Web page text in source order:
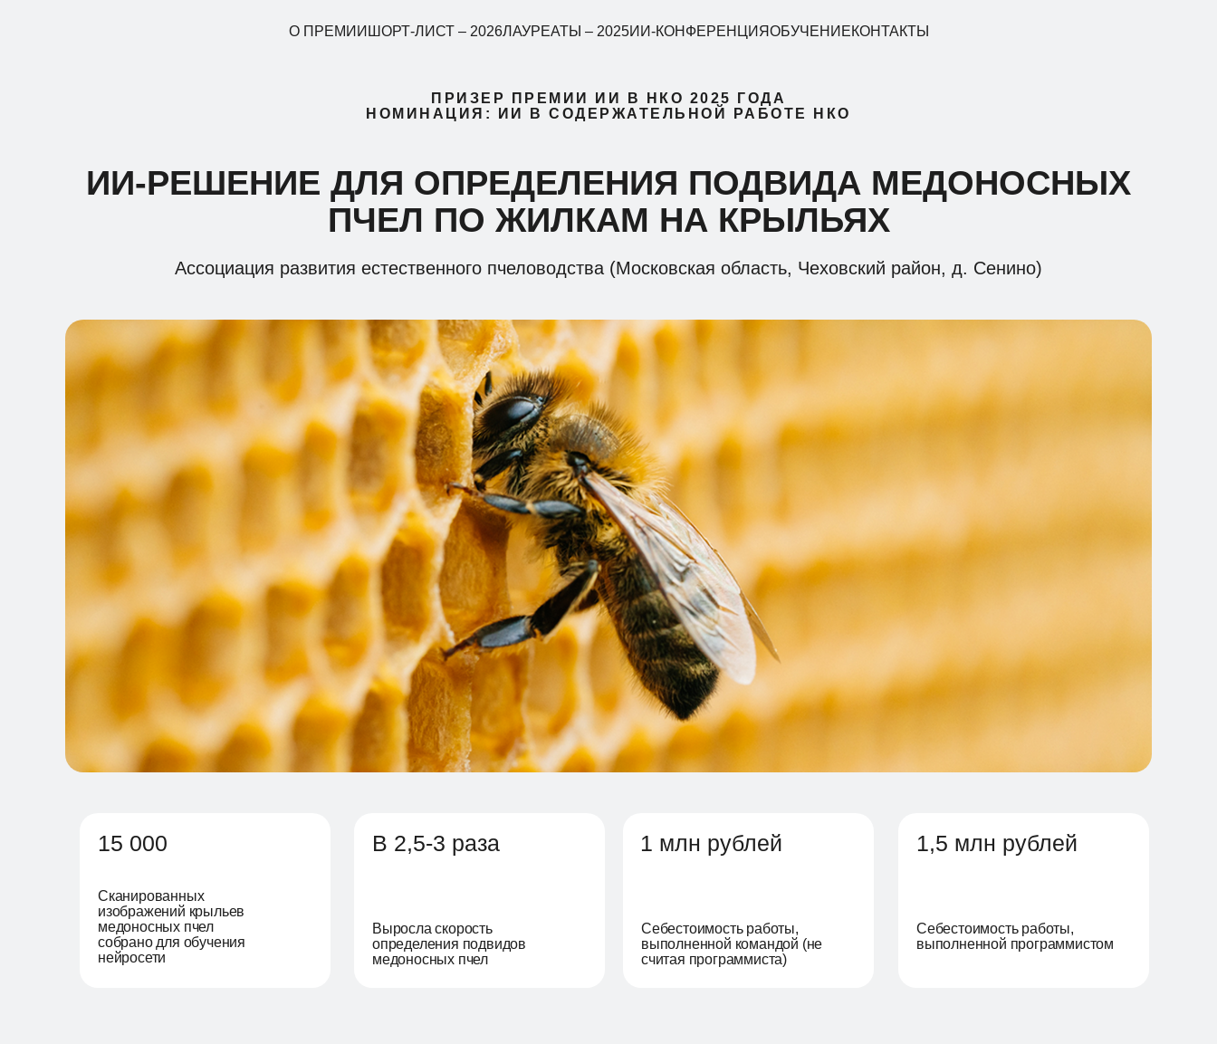
О ПРЕМИИ ШОРТ-ЛИСТ – 2026ЛАУРЕАТЫ – 2025ИИ-КОНФЕРЕНЦИЯОБУЧЕНИЕКОНТАКТЫ
ПРИЗЕР ПРЕМИИ ИИ В НКО 2025 ГОДА
НОМИНАЦИЯ: ИИ В СОДЕРЖАТЕЛЬНОЙ РАБОТЕ НКО
ИИ-РЕШЕНИЕ ДЛЯ ОПРЕДЕЛЕНИЯ ПОДВИДА МЕДОНОСНЫХ
ПЧЕЛ ПО ЖИЛКАМ НА КРЫЛЬЯХ
Ассоциация развития естественного пчеловодства (Московская область, Чеховский район, д. Сенино)
15 000 В 2,5-3 раза 1 млн рублей 1,5 млн рублей
Сканированных
изображений крыльев
медоносных пчел
собрано для обучения
нейросети
Выросла скорость
определения подвидов
медоносных пчел
Себестоимость работы,
выполненной командой (не
считая программиста)
Себестоимость работы,
выполненной программистом